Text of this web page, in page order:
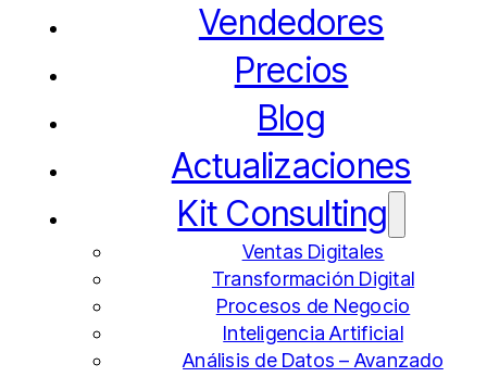
Vendedores
Precios
Blog
Actualizaciones
Kit Consulting
Ventas Digitales
Transformación Digital
Procesos de Negocio
Inteligencia Artificial
Análisis de Datos – Avanzado